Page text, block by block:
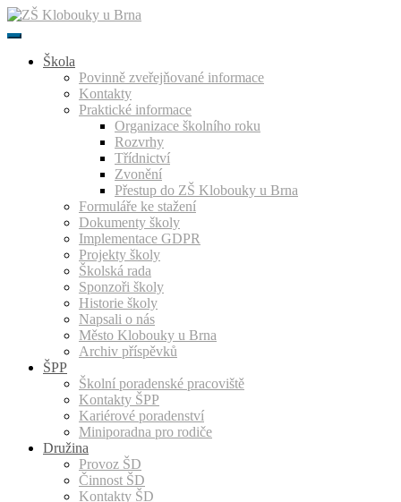
Přeskočit
k
Škola
Povinně zveřejňované informace
Kontakty
Praktické informace
Organizace školního roku
Rozvrhy
Třídnictví
Zvonění
Přestup do ZŠ Klobouky u Brna
Formuláře ke stažení
Dokumenty školy
Implementace GDPR
Projekty školy
Školská rada
Sponzoři školy
Historie školy
Napsali o nás
Město Klobouky u Brna
Archiv příspěvků
ŠPP
Školní poradenské pracoviště
Kontakty ŠPP
Kariérové poradenství
Miniporadna pro rodiče
Družina
Provoz ŠD
Činnost ŠD
Kontakty ŠD